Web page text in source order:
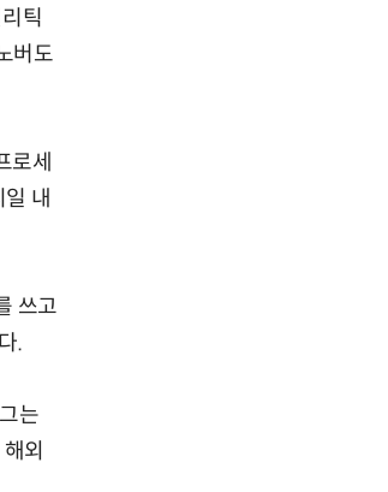
틱
버도
로세
내
쓰고
.
는
외